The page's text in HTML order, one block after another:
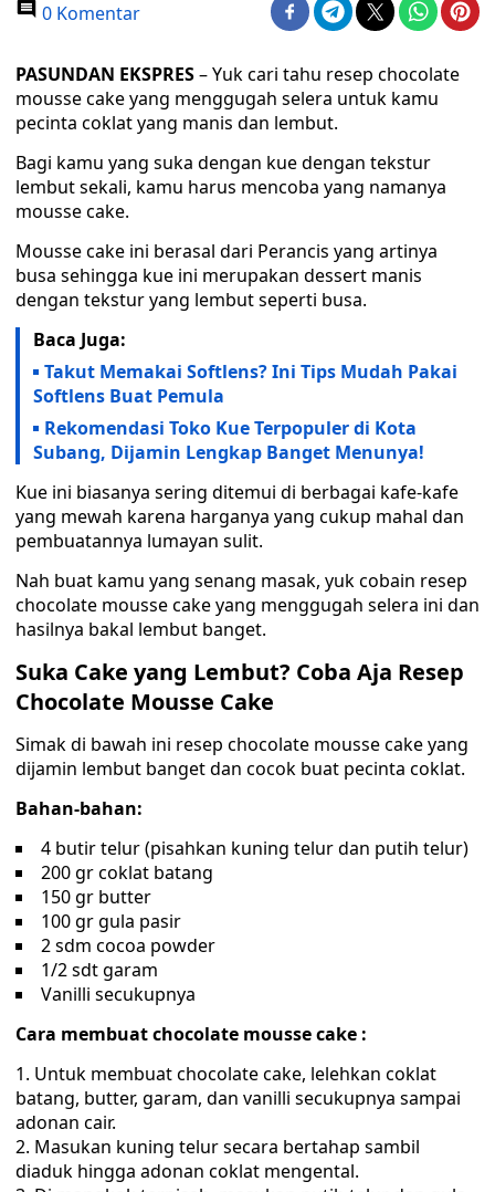
0 Komentar
PASUNDAN EKSPRES– Yuk cari tahu resep chocolate
mousse cake yang menggugah selera untuk kamu
pecinta coklat yang manis dan lembut.
Bagi kamu yang suka dengan kue dengan tekstur
lembut sekali, kamu harus mencoba yang namanya
mousse cake.
Mousse cake ini berasal dari Perancis yang artinya
busa sehingga kue ini merupakan dessert manis
dengan tekstur yang lembut seperti busa.
Baca Juga:
Takut Memakai Softlens? Ini Tips Mudah Pakai
Softlens Buat Pemula
Rekomendasi Toko Kue Terpopuler di Kota
Subang, Dijamin Lengkap Banget Menunya!
Kue ini biasanya sering ditemui di berbagai kafe-kafe
yang mewah karena harganya yang cukup mahal dan
pembuatannya lumayan sulit.
Nah buat kamu yang senang masak, yuk cobain resep
chocolate mousse cake yang menggugah selera ini dan
hasilnya bakal lembut banget.
Suka Cake yang Lembut? Coba Aja Resep
Chocolate Mousse Cake
Simak di bawah ini resep chocolate mousse cake yang
dijamin lembut banget dan cocok buat pecinta coklat.
Bahan-bahan:
4 butir telur (pisahkan kuning telur dan putih telur)
200 gr coklat batang
150 gr butter
100 gr gula pasir
2 sdm cocoa powder
1/2 sdt garam
Vanilli secukupnya
Cara membuat chocolate mousse cake :
Untuk membuat chocolate cake, lelehkan coklat
batang, butter, garam, dan vanilli secukupnya sampai
adonan cair.
Masukan kuning telur secara bertahap sambil
diaduk hingga adonan coklat mengental.